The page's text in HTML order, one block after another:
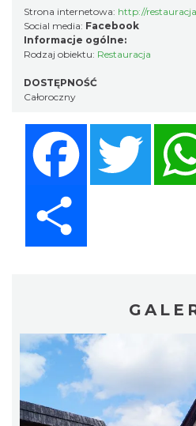
Strona internetowa: http://
Social media: Facebook
Informacje ogólne:
Rodzaj obiektu: Restauracja
DOSTĘPNOŚĆ
Całoroczny
Twitter